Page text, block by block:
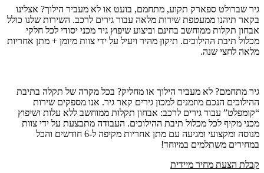
גיר שברולט ספארק תקוע, מתחמם, בועט או לא מעביר הילוך? אצלינו
בקאר תיהנו ממעטפת שירות מלאה עבור גירים לרכב. השירות שלנו כולל
אבחון תקלות ממוחשב בחינם וביצוע שיפוץ גיר מכני יסודי לכל חלקי
מכלול תיבת ההילוכים. תיקון מהיר ויעיל על ידי צוות מיומן + מתן אחריות
מלאה לחצי שנה.
גיר מתחמם? לא מעביר הילוך או מחליק? בכל מקרה של תקלה בתיבת
ההילוכים הנכם מוזמנים למכון גירים קאר גיר. אנו מספקים שירות
“קומפלט” עבור גירים לרכב: אבחון תקלות ממוחשב ללא עלות ושיפוץ
מכני מקיף לכל מכלול תיבת ההילוכים. העבודה מתבצעת על ידי צוות
מנוסה ומקצועי ומגיעה עם מתן אחריות מקיפה ל-6 חודשים והכל
במחירים משתלמים במיוחד!
קבלת הצעת מחיר מיידית